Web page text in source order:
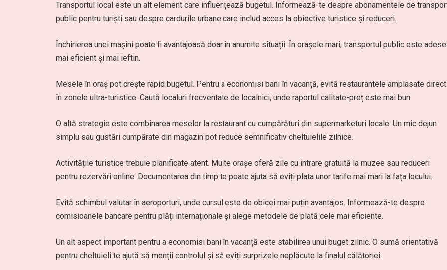
Transportul local este un alt element care influențează bugetul. Informează-te despre abonamentele de
public pentru turiști sau despre cardurile urbane care includ acces la obiective turistice și reduceri.
Închirierea unei mașini poate fi avantajoasă doar în anumite situații. În orașele mari, transportul public este
mai eficient și mai ieftin.
Mesele în oraș pot crește rapid bugetul. Pentru a economisi bani în vacanță, evită restaurantele amplasate direct
în zonele ultra-turistice. Caută localuri frecventate de localnici, unde raportul calitate-preț este mai bun.
O altă strategie este combinarea meselor la restaurant cu cumpărături din supermarketuri locale. Un mic dejun
simplu sau gustări cumpărate din magazin pot reduce semnificativ cheltuielile zilnice.
Activitățile turistice trebuie planificate atent. Multe orașe oferă zile cu intrare gratuită la muzee sau reduceri
pentru rezervări online. Documentarea din timp te poate ajuta să eviți plata unor tarife mai mari la fața locului.
Evită schimbul valutar în aeroporturi, unde cursul este de obicei mai puțin avantajos. Informează-te despre
comisioanele bancare pentru plăți internaționale și alege metodele de plată cele mai eficiente.
Un alt aspect important pentru a economisi bani în vacanță este stabilirea unui buget zilnic. O sumă orientativă
pentru cheltuieli te ajută să menții controlul și să eviți surprizele neplăcute la finalul călătoriei.